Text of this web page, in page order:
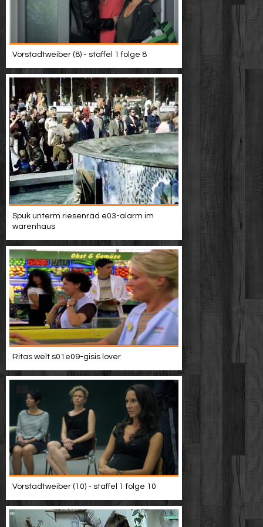
Vorstadtweiber (8) - staffel 1 folge 8
Spuk unterm riesenrad e03-alarm im
warenhaus
Ritas welt s01e09-gisis lover
Vorstadtweiber (10) - staffel 1 folge 10